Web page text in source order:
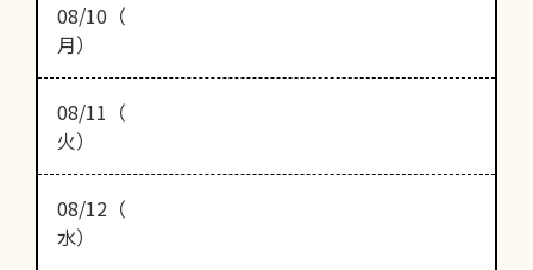
08/10（
月）
08/11（
火）
08/12（
水）